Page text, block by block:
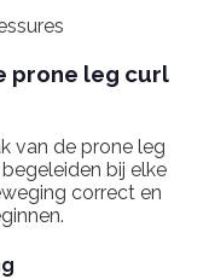
prone leg curl
van de prone leg
bij elke
correct en